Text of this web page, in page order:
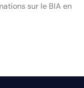
sur le BIA en